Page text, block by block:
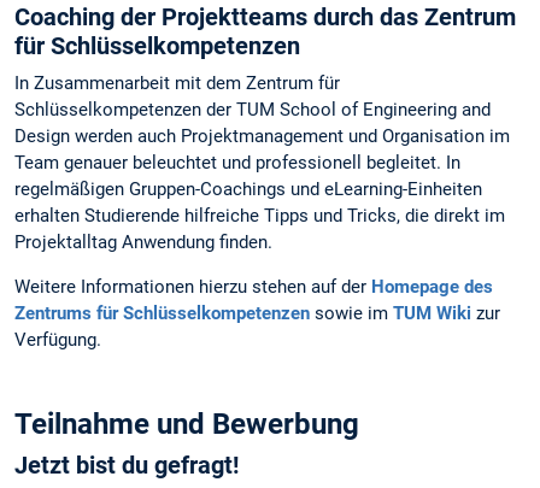
Coaching der Projektteams durch das Zentrum
für Schlüsselkompetenzen
In Zusammenarbeit mit dem Zentrum für
Schlüsselkompetenzen der TUM School of Engineering and
Design werden auch Projektmanagement und Organisation im
Team genauer beleuchtet und professionell begleitet. In
regelmäßigen Gruppen-Coachings und eLearning-Einheiten
erhalten Studierende hilfreiche Tipps und Tricks, die direkt im
Projektalltag Anwendung finden.
Weitere Informationen hierzu stehen auf der Homepage des
Zentrums für Schlüsselkompetenzen sowie im TUM Wiki zur
Verfügung.
Teilnahme und Bewerbung
Jetzt bist du gefragt!